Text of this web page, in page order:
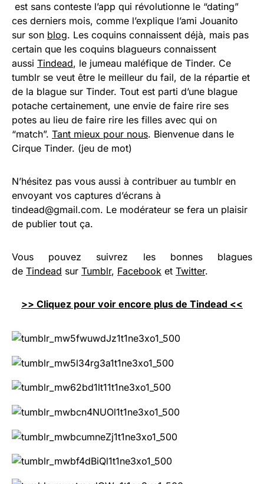
est sans conteste l’app qui révolutionne le “dating”
ces derniers mois, comme l’explique l’ami Jouanito
sur son blog. Les coquins connaissent déjà, mais pas
certain que les coquins blagueurs connaissent
aussi Tindead, le jumeau maléfique de Tinder. Ce
tumblr se veut être le meilleur du fail, de la répartie et
de la blague sur Tinder. Tout est parti d’une blague
potache certainement, une envie de faire rire ses
potes au lieu de faire rire les filles avec qui on
“match”. Tant mieux pour nous. Bienvenue dans le
Cirque Tinder. (jeu de mot)
N’hésitez pas vous aussi à contribuer au tumblr en
envoyant vos captures d’écrans à
tindead@gmail.com. Le modérateur se fera un plaisir
de publier tout ça.
Vous pouvez suivrez les bonnes blagues
de Tindead sur Tumblr, Facebook et Twitter.
>> Cliquez pour voir encore plus de Tindead <<